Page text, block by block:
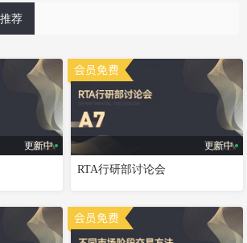
推荐
更新中 更新中
RTA行研部讨论会